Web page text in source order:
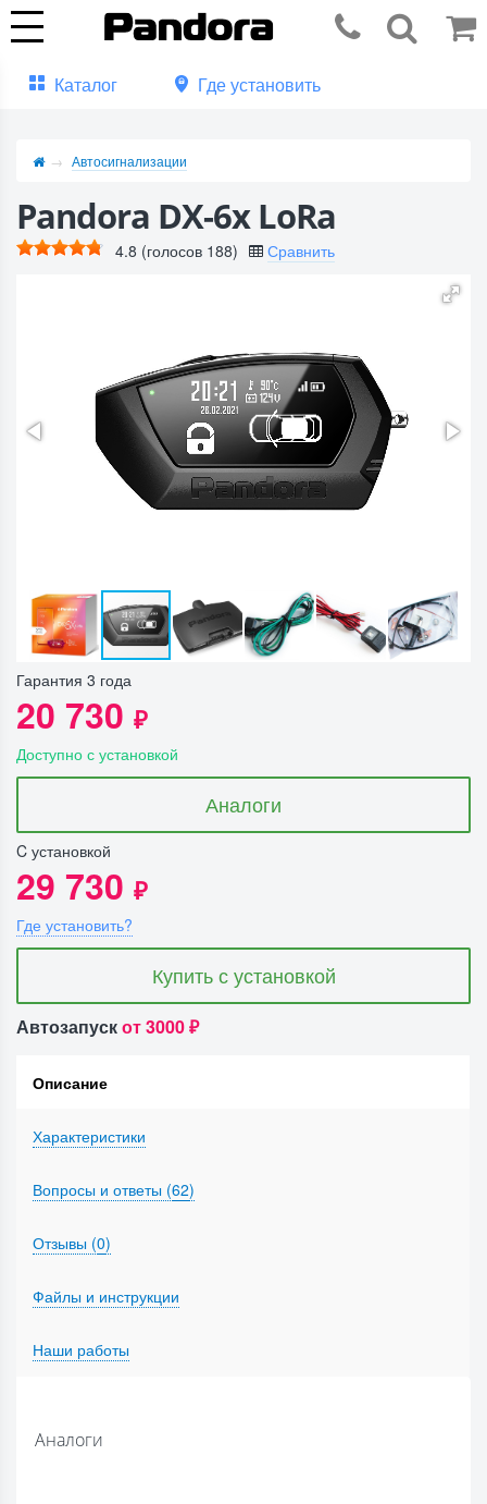
Каталог Где установить
Автосигнализации
Pandora DX-6x LoRa
4.8 (голосов 188) Сравнить
Гарантия 3 года
20 730 ₽
Доступно с установкой
Аналоги
C установкой
29 730 ₽
Где установить?
Купить с установкой
Автозапускот 3000 ₽
Описание
Характеристики
Вопросы и ответы (62)
Отзывы (0)
Файлы и инструкции
Наши работы
Аналоги